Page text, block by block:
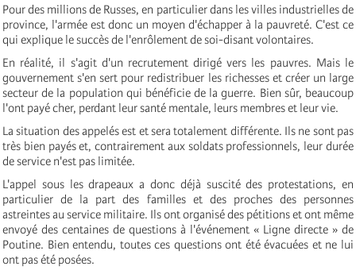
Pour des millions de Russes, en particulier dans les villes industrielles de
province, l'armée est donc un moyen d'échapper à la pauvreté. C'est ce
qui explique le succès de l'enrôlement de soi-disant volontaires.
En réalité, il s'agit d'un recrutement dirigé vers les pauvres. Mais le
gouvernement s'en sert pour redistribuer les richesses et créer un large
secteur de la population qui bénéficie de la guerre. Bien sûr, beaucoup
l'ont payé cher, perdant leur santé mentale, leurs membres et leur vie.
La situation des appelés est et sera totalement différente. Ils ne sont pas
très bien payés et, contrairement aux soldats professionnels, leur durée
de service n'est pas limitée.
L'appel sous les drapeaux a donc déjà suscité des protestations, en
particulier de la part des familles et des proches des personnes
astreintes au service militaire. Ils ont organisé des pétitions et ont même
envoyé des centaines de questions à l'événement « Ligne directe » de
Poutine. Bien entendu, toutes ces questions ont été évacuées et ne lui
ont pas été posées.